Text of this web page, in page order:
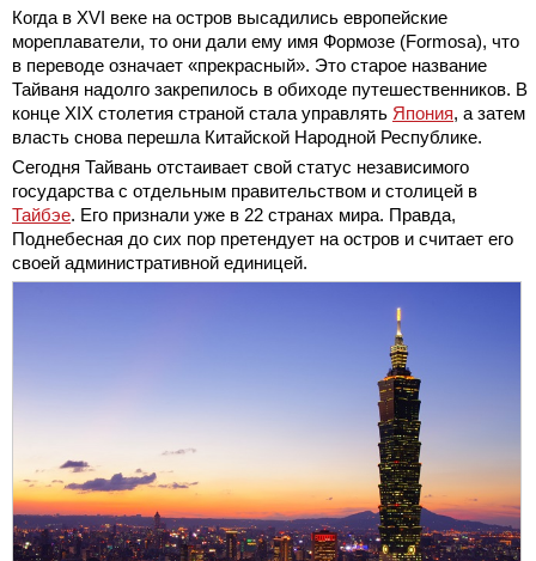
Когда в XVI веке на остров высадились европейские
мореплаватели, то они дали ему имя Формозе (Formosa), что
в переводе означает «прекрасный». Это старое название
Тайваня надолго закрепилось в обиходе путешественников. В
конце XIX столетия страной стала управлять Япония, а затем
власть снова перешла Китайской Народной Республике.
Сегодня Тайвань отстаивает свой статус независимого
государства с отдельным правительством и столицей в
Тайбэе. Его признали уже в 22 странах мира. Правда,
Поднебесная до сих пор претендует на остров и считает его
своей административной единицей.